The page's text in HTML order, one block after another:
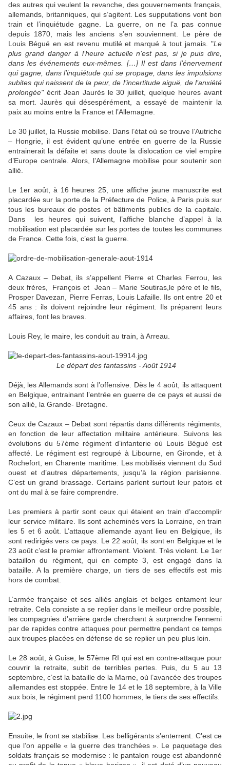
des autres qui veulent la revanche, des gouvernements français,
allemands, britanniques, qui s’agitent. Les supputations vont bon
train et l’inquiétude gagne. La guerre, on ne l’a pas connue
depuis 1870, mais les anciens s’en souviennent. Le père de
Louis Bégué en est revenu mutilé et marqué à tout jamais. "Le
plus grand danger à l’heure actuelle n’est pas, si je puis dire,
dans les événements eux-mêmes. […] Il est dans l’énervement
qui gagne, dans l’inquiétude qui se propage, dans les impulsions
subites qui naissent de la peur, de l’incertitude aiguë, de l’anxiété
prolongée"écrit Jean Jaurès le 30 juillet, quelque heures avant
sa mort. Jaurès qui désespérément, a essayé de maintenir la
paix au moins entre la France et l’Allemagne.
Le 30 juillet, la Russie mobilise. Dans l’état où se trouve l’Autriche
– Hongrie, il est évident qu’une entrée en guerre de la Russie
entrainerait la défaite et sans doute la dislocation ce viel empire
d’Europe centrale. Alors, l’Allemagne mobilise pour soutenir son
allié.
Le 1er août, à 16 heures 25, une affiche jaune manuscrite est
placardée sur la porte de la Préfecture de Police, à Paris puis sur
tous les bureaux de postes et bâtiments publics de la capitale.
Dans les heures qui suivent, l’affiche blanche d’appel à la
mobilisation est placardée sur les portes de toutes les communes
de France. Cette fois, c’est la guerre.
A Cazaux – Debat, ils s’appellent Pierre et Charles Ferrou, les
deux frères, François et Jean – Marie Soutiras,le père et le fils,
Prosper Davezan, Pierre Ferras, Louis Lafaille. Ils ont entre 20 et
45 ans : ils doivent rejoindre leur régiment. Ils préparent leurs
affaires, font les braves.
Louis Rey, le maire, les conduit au train, à Arreau.
Le départ des fantassins - Août 1914
Déjà, les Allemands sont à l’offensive. Dès le 4 août, ils attaquent
en Belgique, entrainant l’entrée en guerre de ce pays et aussi de
son allié, la Grande- Bretagne.
Ceux de Cazaux – Debat sont répartis dans différents régiments,
en fonction de leur affectation militaire antérieure. Suivons les
évolutions du 57ème régiment d’infanterie où Louis Bégué est
affecté. Le régiment est regroupé à Libourne, en Gironde, et à
Rochefort, en Charente maritime. Les mobilisés viennent du Sud
ouest et d’autres départements, jusqu’à la région parisienne.
C’est un grand brassage. Certains parlent surtout leur patois et
ont du mal à se faire comprendre.
Les premiers à partir sont ceux qui étaient en train d’accomplir
leur service militaire. Ils sont acheminés vers la Lorraine, en train
les 5 et 6 août. L’attaque allemande ayant lieu en Belgique, ils
sont redirigés vers ce pays. Le 22 août, ils sont en Belgique et le
23 août c’est le premier affrontement. Violent. Très violent. Le 1er
bataillon du régiment, qui en compte 3, est engagé dans la
bataille. A la première charge, un tiers de ses effectifs est mis
hors de combat.
L’armée française et ses alliés anglais et belges entament leur
retraite. Cela consiste a se replier dans le meilleur ordre possible,
les compagnies d’arrière garde cherchant à surprendre l’ennemi
par de rapides contre attaques pour permettre pendant ce temps
aux troupes placées en défense de se replier un peu plus loin.
Le 28 août, à Guise, le 57ème RI qui est en contre-attaque pour
couvrir la retraite, subit de terribles pertes. Puis, du 5 au 13
septembre, c’est la bataille de la Marne, où l’avancée des troupes
allemandes est stoppée. Entre le 14 et le 18 septembre, à la Ville
aux bois, le régiment perd 1100 hommes, le tiers de ses effectifs.
Ensuite, le front se stabilise. Les belligérants s’enterrent. C’est ce
que l’on appelle « la guerre des tranchées ». Le paquetage des
soldats français se modernise : le pantalon rouge est abandonné